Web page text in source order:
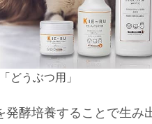
どうぶつ用」
酵培養することで生み